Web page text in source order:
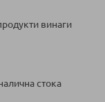
винаги
стока